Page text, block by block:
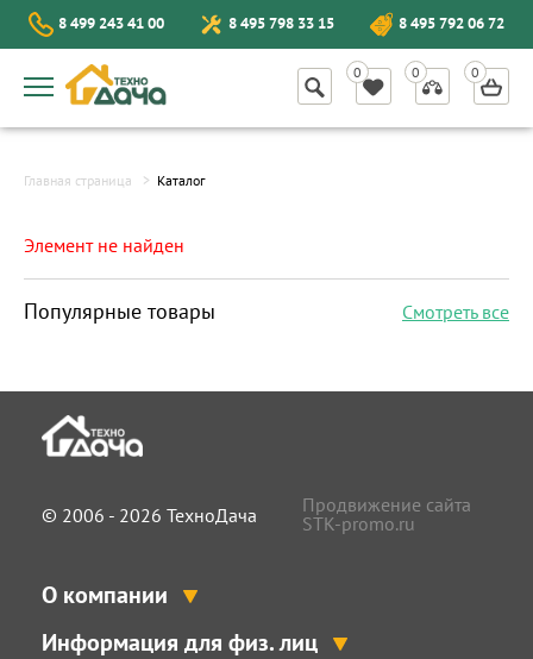
8 499 243 41 00 8 495 798 33 15 8 495 792 06 72
Главная страница Каталог
Элемент не найден
Популярные товары Смотреть все
© 2006 - 2026 ТехноДача
Продвижение сайта
STK-promo.ru
О компании
Информация для физ. лиц